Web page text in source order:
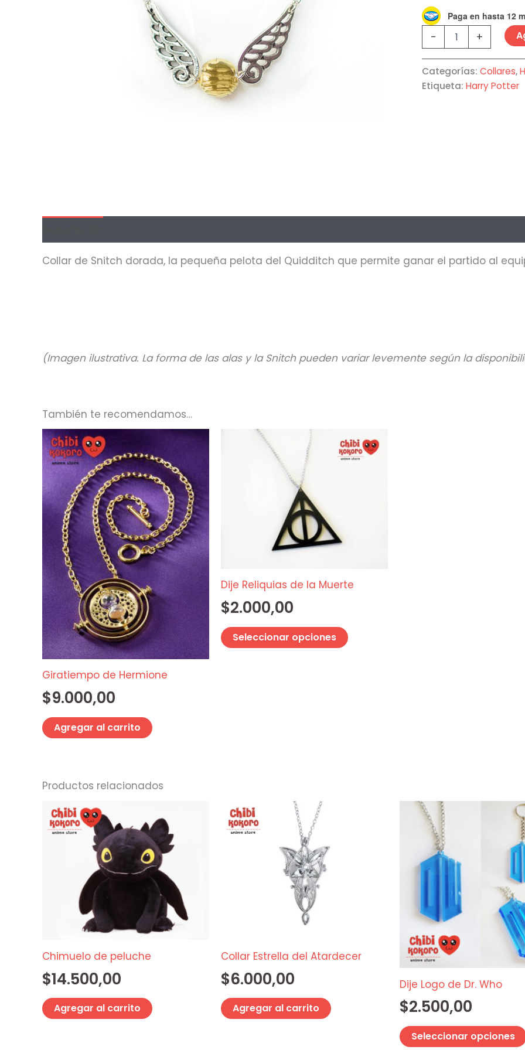
Paga en hasta 12
- +
Categorías: Collares,
Etiqueta: Harry Potter
Collar de Snitch dorada, la pequeña pelota del Quidditch que permite ganar el partido al
(Imagen ilustrativa. La forma de las alas y la Snitch pueden variar levemente según la
También te recomendamos…
Giratiempo de Hermione
$9.000,00
Agregar al carrito
Dije Reliquias de la Muerte
$2.000,00
Seleccionar opciones
Este
producto
elegir
página
Productos relacionados
Chimuelo de peluche
$14.500,00
Agregar al carrito
Collar Estrella del Atardecer
$6.000,00
Agregar al carrito
Dije Logo de Dr. Who
$2.500,00
Seleccionar opciones